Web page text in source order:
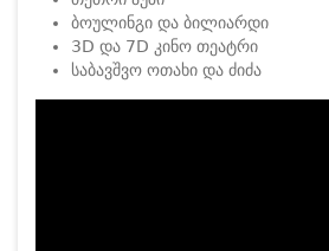
ბოულინგი და ბილიარდი
3D და 7D კინო თეატრი
საბავშვო ოთახი და ძიძა